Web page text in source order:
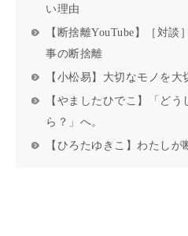
い理由
【断捨離YouTube】［対
事の断捨離
【小松易】大切なモノを
【やましたひでこ】「ど
ら？」へ。
【ひろたゆきこ】わたし